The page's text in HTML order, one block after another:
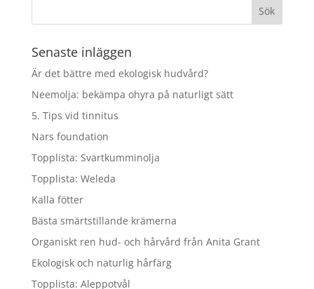
Senaste inläggen
Är det bättre med ekologisk hudvård?
Neemolja: bekämpa ohyra på naturligt sätt
5. Tips vid tinnitus
Nars foundation
Topplista: Svartkumminolja
Topplista: Weleda
Kalla fötter
Bästa smärtstillande krämerna
Organiskt ren hud- och hårvård från Anita Grant
Ekologisk och naturlig hårfärg
Topplista: Aleppotvål